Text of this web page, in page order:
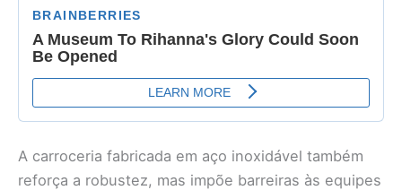
A carroceria fabricada em aço inoxidável também
reforça a robustez, mas impõe barreiras às equipes